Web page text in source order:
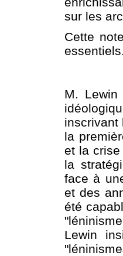
sur les
Cette
essentiels.
M. Lewin
inscrivant
la
et la
la
face à
et des
été
Lewin